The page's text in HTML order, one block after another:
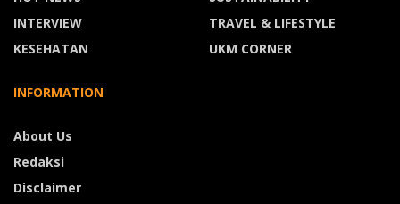
INTERVIEW
KESEHATAN
TRAVEL & LIFESTYLE
UKM CORNER
INFORMATION
About Us
Redaksi
Disclaimer